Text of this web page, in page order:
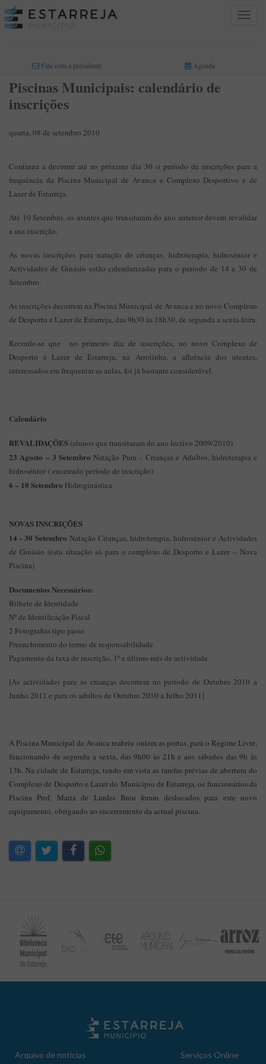
Toggle
Fale com a presidente Agenda
Piscinas Municipais: calendário de
inscrições
quarta, 08 de setembro 2010
Continua a decorrer até ao próximo dia 30 o período de inscrições para a
frequência da Piscina Municipal de Avanca e Complexo Desportivo e de
Lazer de Estarreja.
Até 10 Setembro, os utentes que transitaram do ano anterior devem revalidar
a sua inscrição.
As novas inscrições para natação de crianças, hidroterapia, hidrosénior e
Actividades de Ginásio estão calendarizadas para o período de 14 a 30 de
Setembro.
As inscrições decorrem na Piscina Municipal de Avanca e no novo Complexo
de Desporto e Lazer de Estarreja, das 9h30 às 18h30, de segunda a sexta-feira.
Recorde-se que no primeiro dia de inscrições, no novo Complexo de
Desporto e Lazer de Estarreja, na Arrotinha, a afluência dos utentes,
interessados em frequentar as aulas, foi já bastante considerável.
Calendário
REVALIDAÇÕES (alunos que transitaram do ano lectivo 2009/2010)
23 Agosto – 3 Setembro Natação Pura – Crianças e Adultos, hidroterapia e
hidrosénior ( encerrado período de inscrição)
6 – 10 Setembro Hidroginástica
NOVAS INSCRIÇÕES
14 - 30 Setembro Natação Crianças, hidroterapia, hidrosénior e Actividades
de Ginásio (esta situação só para o complexo de Desporto e Lazer – Nova
Piscina)
Documentos Necessários:
Bilhete de Identidade
Nº de Identificação Fiscal
2 Fotografias tipo passe
Preenchimento do termo de responsabilidade
Pagamento da taxa de inscrição, 1º e último mês de actividade
[As actividades para as crianças decorrem no período de Outubro 2010 a
Junho 2011 e para os adultos de Outubro 2010 a Julho 2011]
A Piscina Municipal de Avanca reabriu ontem as portas, para o Regime Livre,
funcionando de segunda a sexta, das 9h00 às 21h e aos sábados das 9h às
13h. Na cidade de Estarreja, tendo em vista as tarefas prévias de abertura do
Complexo de Desporto e Lazer do Município de Estarreja, os funcionários da
Piscina Prof. Maria de Lurdes Breu foram deslocados para este novo
equipamento, obrigando ao encerramento da actual piscina.
Arquivo de notícias Serviços Online